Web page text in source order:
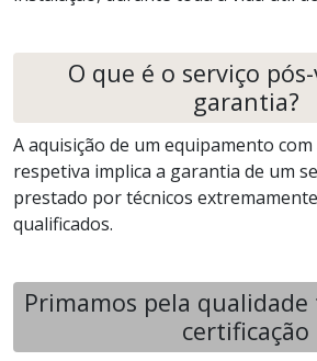
O que é o serviço
garantia?
A aquisição de um equipamento
respetiva implica a garantia de um
prestado por técnicos
qualificados.
Primamos pela qualidade
certificação